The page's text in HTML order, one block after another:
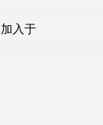
加入于